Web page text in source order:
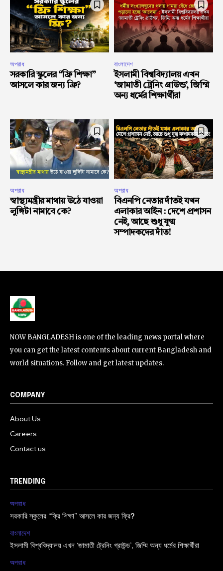
অপরাধ
সরকারি স্কুলের “ফ্রি শিক্ষা”
আসলে কার জন্য ফ্রি?
বাংলাদেশ
ইসলামী বিশ্ববিদ্যালয় এখন
‘জামাতী ট্রেনিং গ্রাউন্ড’, জিম্মি
অন্য ধর্মের শিক্ষার্থীরা
অপরাধ
স্বাস্থ্যমন্ত্রীর মাথায় উঠে যাওয়া
লুঙ্গিটা নামাবে কে?
অপরাধ
বিএনপি নেতার দাঁতই যখন
এলাকার আইন : দেশে প্রশাসন
নেই, আছে শুধু যুগ্ম
সম্পাদকদের দাঁত!
NOW BANGLADESH is one of the leading news portal where
you can get the latest contents about current Bangladesh and
world situations. Follow and get latest updates.
COMPANY
About Us
Careers
Contact us
TRENDING
অপরাধ
সরকারি স্কুলের “ফ্রি শিক্ষা” আসলে কার জন্য ফ্রি?
বাংলাদেশ
ইসলামী বিশ্ববিদ্যালয় এখন ‘জামাতী ট্রেনিং গ্রাউন্ড’, জিম্মি অন্য ধর্মের শিক্ষার্থীরা
অপরাধ